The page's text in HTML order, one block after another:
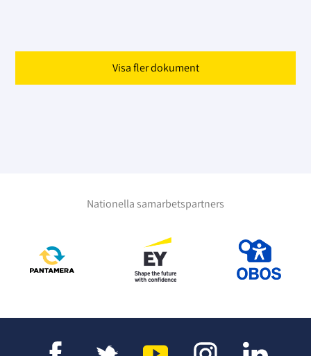
Visa fler dokument
Nationella samarbetspartners